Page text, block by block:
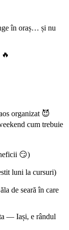
în oraș… și nu
organizat 😈
cum trebuie
😏)
luni la cursuri)
de seară în care
— Iași, e rândul